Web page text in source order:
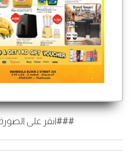
###انقر على